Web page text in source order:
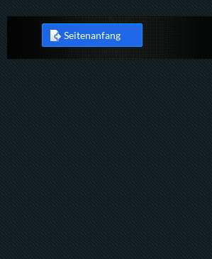
Seitenanfang